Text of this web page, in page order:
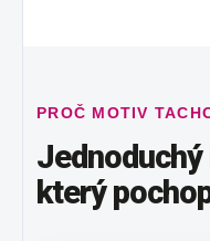
PROČ MOTIV
který